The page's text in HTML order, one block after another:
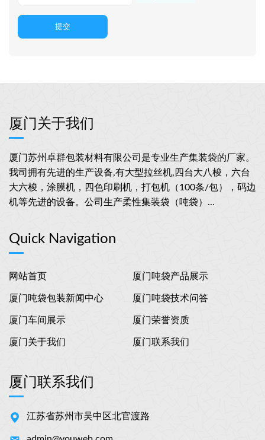
提交
厦门关于我们
厦门苏州卓群包装材料有限公司是专业生产集装袋的厂家。
我司拥有先进的生产设备,有大型拉丝机,四台大八梭，六台
大六梭，涂膜机，四色印刷机，打包机（100条/包），码边
机等先进的设备。公司生产柔性集装袋（吨袋）...
Quick Navigation
网站首页 厦门吨袋产品展示
厦门吨袋包装新闻中心 厦门吨袋技术问答
厦门车间展示 厦门荣誉资质
厦门关于我们 厦门联系我们
厦门联系我们
江苏省苏州市吴中区北官渡路